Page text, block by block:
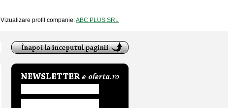
profil companie:ABC PLUS SRL